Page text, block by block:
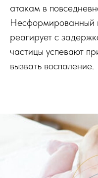
атакам в
Несформированный
реагирует с
частицы успевают
вызвать воспаление.